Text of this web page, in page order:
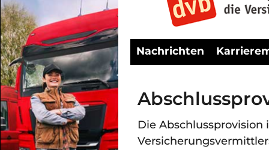
Nachrichten
Die Abschlussprovision